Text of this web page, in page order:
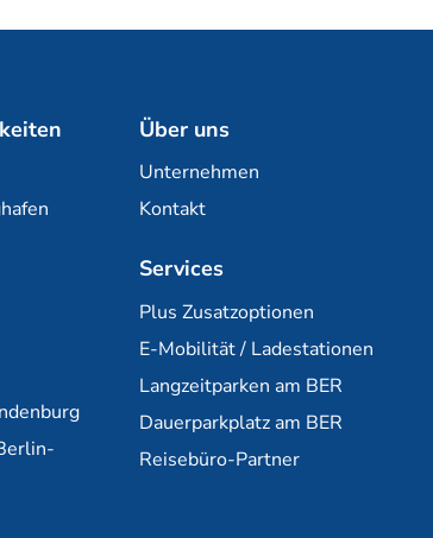
Über uns
Unternehmen
Kontakt
Services
Plus Zusatzoptionen
E-Mobilität / Ladestationen
Langzeitparken am BER
Dauerparkplatz am BER
Reisebüro-Partner